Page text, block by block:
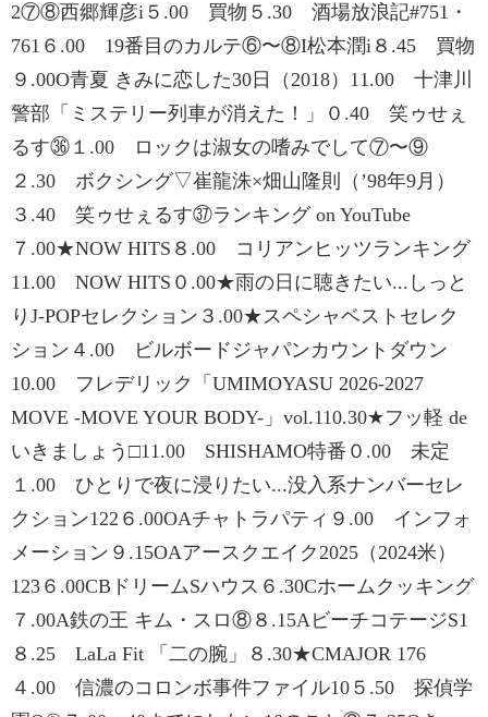
2⑦⑧西郷輝彦i５.00 買物５.30 酒場放浪記#751・
761６.00 19番目のカルテ⑥〜⑧I松本潤i８.45 買物
９.00O青夏 きみに恋した30日（2018）11.00 十津川
警部「ミステリー列車が消えた！」０.40 笑ゥせぇ
るす㊱１.00 ロックは淑女の嗜みでして⑦〜⑨
２.30 ボクシング▽崔龍洙×畑山隆則（ʼ98年9月）
３.40 笑ゥせぇるす㊲ランキング on YouTube
７.00★NOW HITS８.00 コリアンヒッツランキング
11.00 NOW HITS０.00★雨の日に聴きたい...しっと
りJ-POPセレクション３.00★スペシャベストセレク
ション４.00 ビルボードジャパンカウントダウン
10.00 フレデリック「UMIMOYASU 2026-2027
MOVE -MOVE YOUR BODY-」vol.110.30★フッ軽 de
いきましょう□11.00 SHISHAMO特番０.00 未定
１.00 ひとりで夜に浸りたい...没入系ナンバーセレ
クション122６.00OAチャトラパティ９.00 インフォ
メーション９.15OAアースクエイク2025（2024米）
123６.00CBドリームSハウス６.30Cホームクッキング
７.00A鉄の王 キム・スロ⑧８.15AビーチコテージS1
８.25 LaLa Fit 「二の腕」８.30★CMAJOR 176
４.00 信濃のコロンボ事件ファイル10５.50 探偵学